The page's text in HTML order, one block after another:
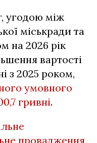
угодою між
міськради та
на 2026 рік
вартості
з 2025 роком,
умовного
гривні.
провадження,